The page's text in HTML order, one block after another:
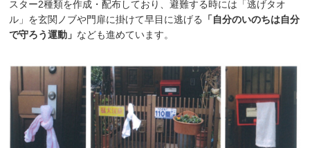
スター2種類を作成・配布しており、避難する時には「逃げタオ
ル」を玄関ノブや門扉に掛けて早目に逃げる
「自分のいのちは自分
で守ろう運動」 なども進めています。